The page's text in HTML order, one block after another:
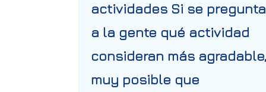
actividades Si se
a la gente qué actividad
consideran más
muy posible que